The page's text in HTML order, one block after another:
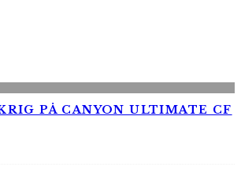
PÅ CANYON ULTIMATE CF